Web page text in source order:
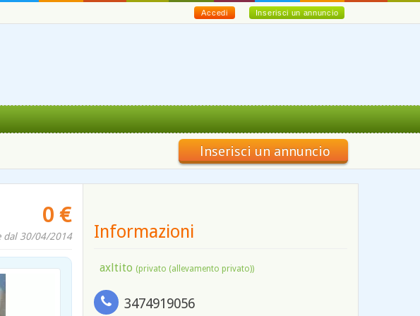
Inserisci un annuncio
Accedi
Inserisci un annuncio
0 €
dal 30/04/2014 Informazioni
axltito (privato (allevamento privato))
3474919056